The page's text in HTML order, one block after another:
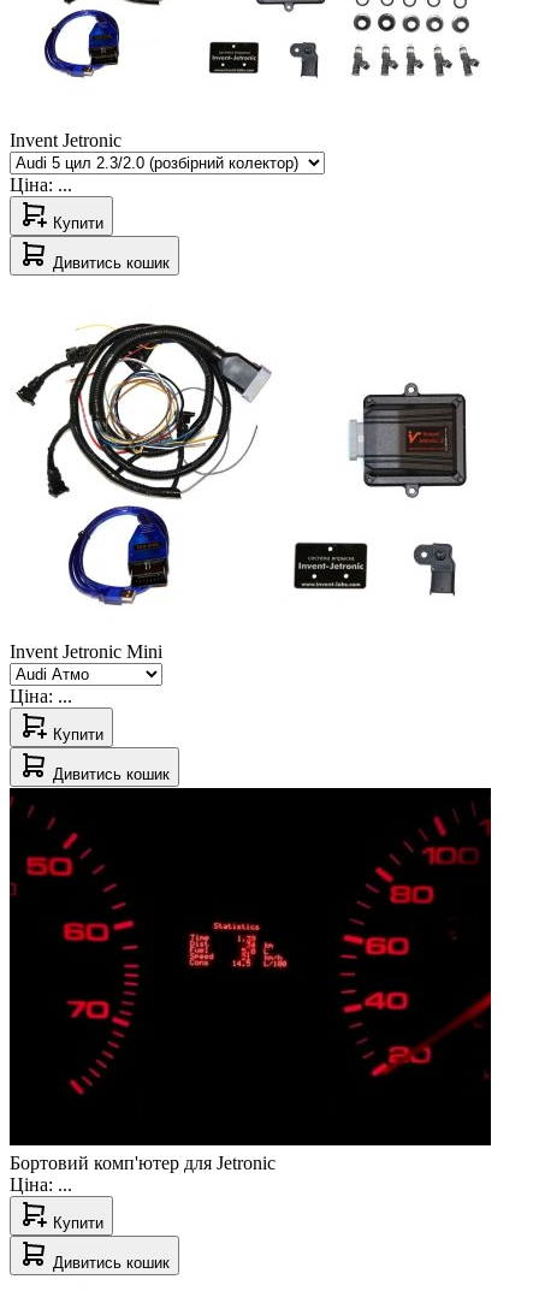
Invent Jetronic
Ціна: ...
Купити
Дивитись кошик
Invent Jetronic Mini
Ціна: ...
Купити
Дивитись кошик
Бортовий комп'ютер для Jetronic
Ціна: ...
Купити
Дивитись кошик